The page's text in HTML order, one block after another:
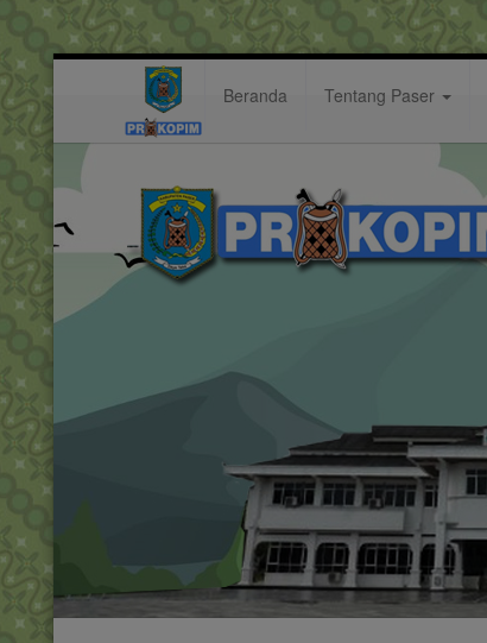
Beranda Tentang Paser
Hastag: